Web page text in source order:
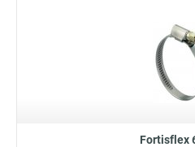
Fortisflex